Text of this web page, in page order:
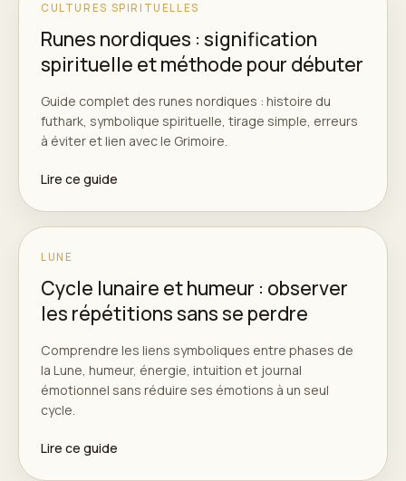
CULTURES SPIRITUELLES
Runes nordiques : signification
spirituelle et méthode pour débuter
Guide complet des runes nordiques : histoire du
futhark, symbolique spirituelle, tirage simple, erreurs
à éviter et lien avec le Grimoire.
Lire ce guide
LUNE
Cycle lunaire et humeur : observer
les répétitions sans se perdre
Comprendre les liens symboliques entre phases de
la Lune, humeur, énergie, intuition et journal
émotionnel sans réduire ses émotions à un seul
cycle.
Lire ce guide